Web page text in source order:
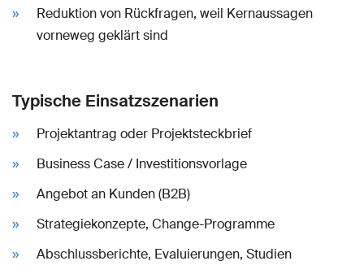
Reduktion von Rückfragen, weil Kernaussagen
vorneweg geklärt sind
Typische Einsatzszenarien
Projektantrag oder Projektsteckbrief
Business Case / Investitionsvorlage
Angebot an Kunden (B2B)
Strategiekonzepte, Change-Programme
Abschlussberichte, Evaluierungen, Studien